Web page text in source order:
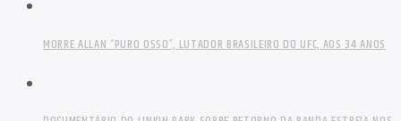
MORRE ALLAN “PURO OSSO”, LUTADOR BRASILEIRO DO UFC, AOS 34 ANOS